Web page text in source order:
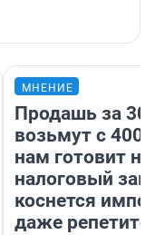
МНЕНИЕ
Продашь за
возьмут с
нам готовит
налоговый
коснется
даже